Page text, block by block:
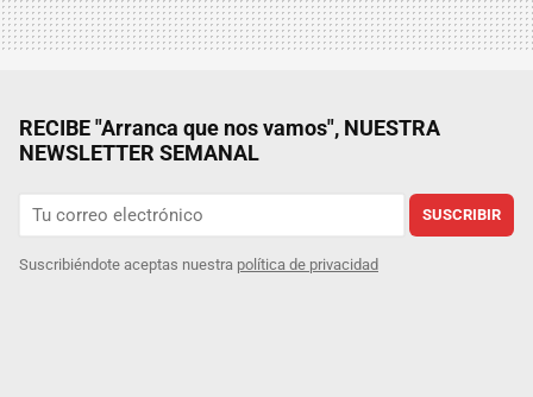
RECIBE "Arranca que nos vamos", NUESTRA
NEWSLETTER SEMANAL
SUSCRIBIR
Suscribiéndote aceptas nuestra política de privacidad